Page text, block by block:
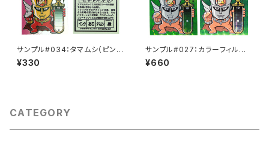
サンプル#034：タマムシ（ピン
ク）/PP/インクジェット/緑セパ
¥330
サンプル#027：カラーフィルム /
インクジェット2枚セット
¥660
CATEGORY